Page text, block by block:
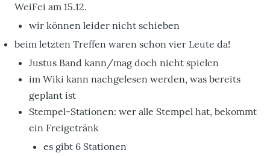
WeiFei am 15.12.
wir können leider nicht schieben
beim letzten Treffen waren schon vier Leute da!
Justus Band kann/mag doch nicht spielen
im Wiki kann nachgelesen werden, was bereits
geplant ist
Stempel-Stationen: wer alle Stempel hat, bekommt
ein Freigetränk
es gibt 6 Stationen